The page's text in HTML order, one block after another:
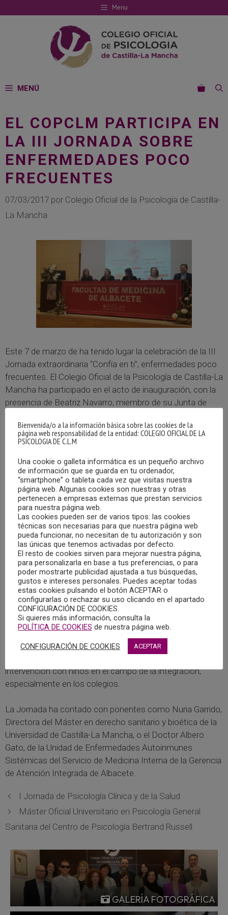
al
Menu
MENÚ
EL COPCLM PARTICIPA EN
LA III JORNADA SOBRE
ENFERMEDADES POCO
FRECUENTES
07/03/2017 por Colegio Oficial de la Psicología de Castilla-
La Mancha
Este 7 de marzo de ha tenido lugar la celebración de la III
Jornada extraordinaria “Confía en ti”, enfermedades poco
frecuentes. El Colegio Oficial de la Psicología de Castilla-La
Mancha ha participado en el acto de inauguración, con la
presencia de Beatriz Navarro, miembro de su Junta de
En el acto de inauguración también han estado presentes,
Llanos Navarro, Concejala de Barrios y Pedanías del
Ayuntamiento de Albacete, Nieves García, Diputada de
Igualdad, Servicios Sociales y Sanidad de la Diputación
Provincial de Albacete, y el Doctor Ibrahim Hernández,
Gerente de Atención Integrada en Albacete.
Desde el Colegio Oficial de la Psicología de Castilla-La
Mancha, se ha resaltado la importancia de la atención
psicológica en el caso de las enfermedades poco
frecuentes, tanto para los pacientes como para sus
familiares. En este tipo de enfermedades, además de la
propia preocupación por el problema de salud, se pueden
sumar sentimientos de aislamiento y soledad,
relacionados con no poder compartir la experiencia con
otras personas que estén viviendo un caso similar.
intervención con niños en el campo de la integración,
especialmente en los colegios.
La Jornada ha contado con ponentes como Nuria Garrido,
Directora del Máster en derecho sanitario y bioética de la
Universidad de Castilla-La Mancha, o el Doctor Albero
Gato, de la Unidad de Enfermedades Autoinmunes
Sistémicas del Servicio de Medicina Interna de la Gerencia
de Atención Integrada de Albacete.
I Jornada de Psicología Clínica y de la Salud
Máster Oficial Universitario en Psicología General
Sanitaria del Centro de Psicología Bertrand Russell
GALERÍA FOTOGRÁFICA
Bienvenida/o a la información básica sobre las cookies de la
página web responsabilidad de la entidad: COLEGIO OFICIAL DE LA
PSICOLOGIA DE C.L.M
Una cookie o galleta informática es un pequeño archivo
de información que se guarda en tu ordenador,
“smartphone” o tableta cada vez que visitas nuestra
página web. Algunas cookies son nuestras y otras
pertenecen a empresas externas que prestan servicios
para nuestra página web.
Las cookies pueden ser de varios tipos: las cookies
técnicas son necesarias para que nuestra página web
pueda funcionar, no necesitan de tu autorización y son
las únicas que tenemos activadas por defecto.
El resto de cookies sirven para mejorar nuestra página,
para personalizarla en base a tus preferencias, o para
poder mostrarte publicidad ajustada a tus búsquedas,
gustos e intereses personales. Puedes aceptar todas
estas cookies pulsando el botón ACEPTAR o
configurarlas o rechazar su uso clicando en el apartado
CONFIGURACIÓN DE COOKIES.
Si quieres más información, consulta la
POLÍTICA DE COOKIES de nuestra página web.
CONFIGURACIÓN DE COOKIES ACEPTAR